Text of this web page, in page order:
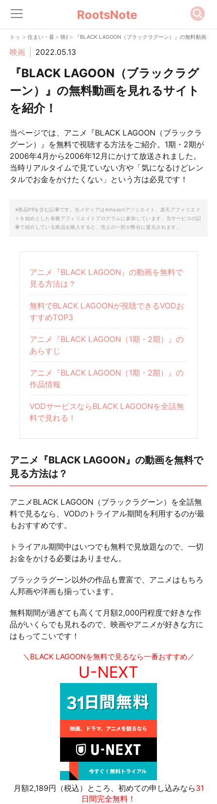
RootsNote
トップ
> 住まい・暮らし
> 映画> 『BLACK LAGOON（ブラックラグーン）』の無料動画を
映画 2022.05.13
『BLACK LAGOON（ブラックラグ
ーン）』の無料動画を見れるサイト
を紹介！
当ページでは、アニメ『BLACK LAGOON（ブラックラ
グーン）』を無料で視聴する方法をご紹介。1期・2期が
2006年4月から2006年12月にかけて放送されました。
当時リアルタイムで見ていない方や「気になるけどレン
タルでお金をかけたくない」という方は必見です！
※商品PRを含む記事です。当メディアはAmazonアソシエイト、楽天アフィリエイ
トを始めとした各種アフィリエイトプログラムに参加しています。当サービスの記
事で紹介している商品を購入すると、売上の一部が弊社に還元されます。
アニメ『BLACK LAGOON』の動画を無料で
見る方法は？
無料でBLACK LAGOONが視聴できるVODお
すすめTOP3
アニメ『BLACK LAGOON（1期・2期）』の
あらすじ
アニメ『BLACK LAGOON（1期・2期）』の
作品情報
VODサービスならBLACK LAGOONを全話無
料で見れる！
アニメ『BLACK LAGOON』の動画を無料で
見る方法は？
アニメBLACK LAGOON（ブラックラグーン）を全話無
料で見るなら、VODのトライアル期間を利用するのが最
もおすすめです。
トライアル期間中はいつでも無料で見放題なので、一切
お金をかける必要はありません。
ブラックラグーン以外の作品も豊富で、アニメはもちろ
ん邦画や洋画も揃っています。
無料期間が過ぎても高くて月額2,000円程度で好きな作
品がいくらでも見れるので、映画やアニメが好きな方に
はもってこいです！
＼BLACK LAGOONを無料で見るなら一番おすすめ／
U-NEXT
月額2,189円（税込）ところ、初めての申し込みなら31
日間完全無料！